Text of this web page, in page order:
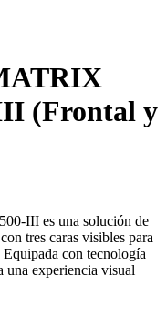
(Frontal y
III es una solución de
tres caras visibles para
con tecnología
una experiencia visual